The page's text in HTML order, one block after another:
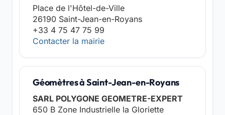
Place de l'Hôtel-de-Ville
26190 Saint-Jean-en-Royans
+33 4 75 47 75 99
Contacter la mairie
Géomètres à Saint-Jean-en-Royans
SARL POLYGONE GEOMETRE-EXPERT
650 B Zone Industrielle la Gloriette